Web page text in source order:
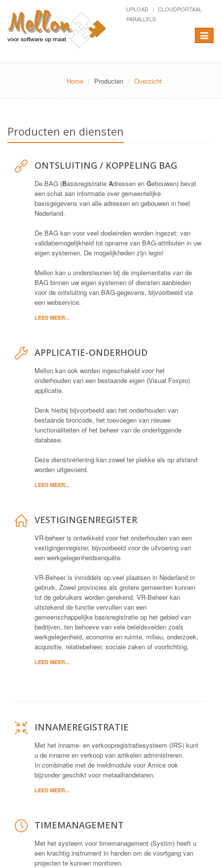
UPLOAD
CLOUDPORTAAL
PARALLELS
Toggle
Home Producten Overzicht
Producten en diensten
ONTSLUITING / KOPPELING BAG
De BAG (Basisregistratie Adressen en Gebouwen) bevat
een schat aan informatie over gemeentelijke
basisgegevens van alle adressen en gebouwen in heel
Nederland.
De BAG kan voor veel doeleinden worden ingezet: van
validatiemogelijkheid tot opname van BAG-attributen in uw
eigen systemen. De mogelijkheden zijn legio!
Mellon kan u ondersteunen bij de implementatie van de
BAG binnen uw eigen systemen of diensten aanbieden
voor de ontsluiting van BAG-gegevens, bijvoorbeeld via
een webservice.
LEES MEER...
APPLICATIE-ONDERHOUD
Mellon kan ook worden ingeschakeld voor het
onderhouden van een bestaande eigen (Visual Foxpro)
applicatie.
Denk hierbij bijvoorbeeld aan het onderhouden van
bestaande broncode, het toevoegen van nieuwe
functionaliteiten of het beheer van de onderliggende
database.
Deze dienstverlening kan zowel ter plekke als op afstand
worden uitgevoerd.
LEES MEER...
VESTIGINGENREGISTER
VR-beheer is ontwikkeld voor het onderhouden van een
vestigingenregister, bijvoorbeeld voor de uitvoering van
een werkgelegenheidsenquête.
VR-Beheer is inmiddels op veel plaatsen in Nederland in
gebruik. Zowel provincies als grotere gemeenten kunnen
tot de gebruikers worden gerekend. VR-Beheer kan
uitstekend de functie vervullen van een
gemeenschappelijke basisregistratie op het gebied van
bedrijven, ten behoeve van vele beleidsvelden zoals
werkgelegenheid, economie en ruimte, milieu, onderzoek,
acquisitie, relatiebeheer, sociale zaken of voorlichting.
LEES MEER...
INNAMEREGISTRATIE
Met het inname- en verkoopregistratiesysteem (IRS) kunt
u de inname en verkoop van artikelen administreren.
In combinatie met de meldmodule voor Amice ook
bijzonder geschikt voor metaalhandelaren.
LEES MEER...
TIMEMANAGEMENT
Met het systeem voor timemanagement (Systim) heeft u
een krachtig instrument in handen om de voortgang van
projecten te kunnen monitoren.